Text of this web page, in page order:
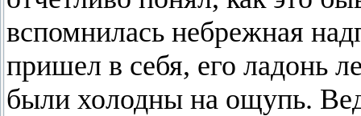
вспомнилась небрежная
пришел в себя, его ладонь
были холодны на ощупь.